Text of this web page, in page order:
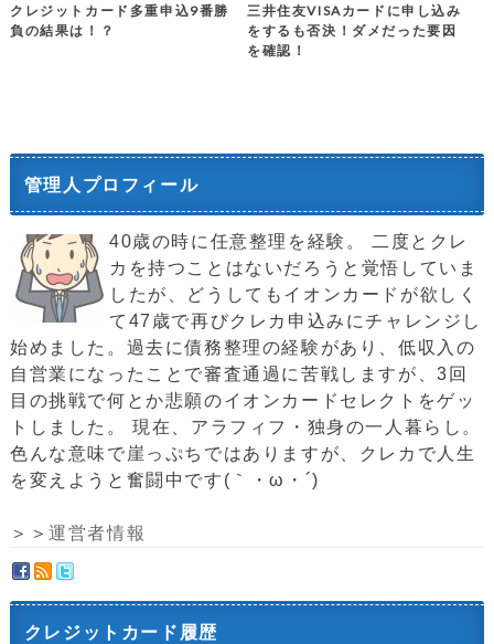
クレジットカード多重申込9番勝
負の結果は！？
三井住友VISAカードに申し込み
をするも否決！ダメだった要因
を確認！
管理人プロフィール
40歳の時に任意整理を経験。 二度とクレ
カを持つことはないだろうと覚悟していま
したが、どうしてもイオンカードが欲しく
て47歳で再びクレカ申込みにチャレンジし
始めました。過去に債務整理の経験があり、低収入の
自営業になったことで審査通過に苦戦しますが、3回
目の挑戦で何とか悲願のイオンカードセレクトをゲッ
トしました。 現在、アラフィフ・独身の一人暮らし。
色んな意味で崖っぷちではありますが、クレカで人生
を変えようと奮闘中です(｀・ω・´)ゞ
＞＞運営者情報
クレジットカード履歴